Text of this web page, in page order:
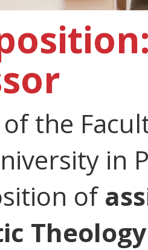
the
in
of